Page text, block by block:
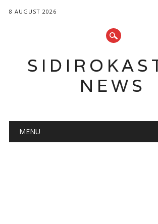
8 AUGUST 2026
NEWS
Main menu
MENU